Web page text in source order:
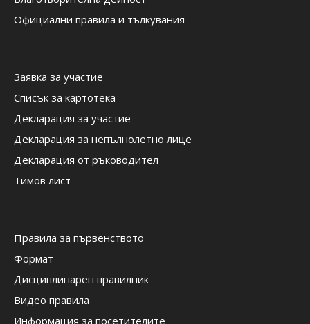
Официални правила и тълкувания
Заявка за участие
Списък за картотека
Декларация за участие
Декларация за непълнолетно лице
Декларация от ръководител
Тимов лист
Правила за първенството
Формат
Дисциплинарен правилник
Видео правила
Информация за посетителите